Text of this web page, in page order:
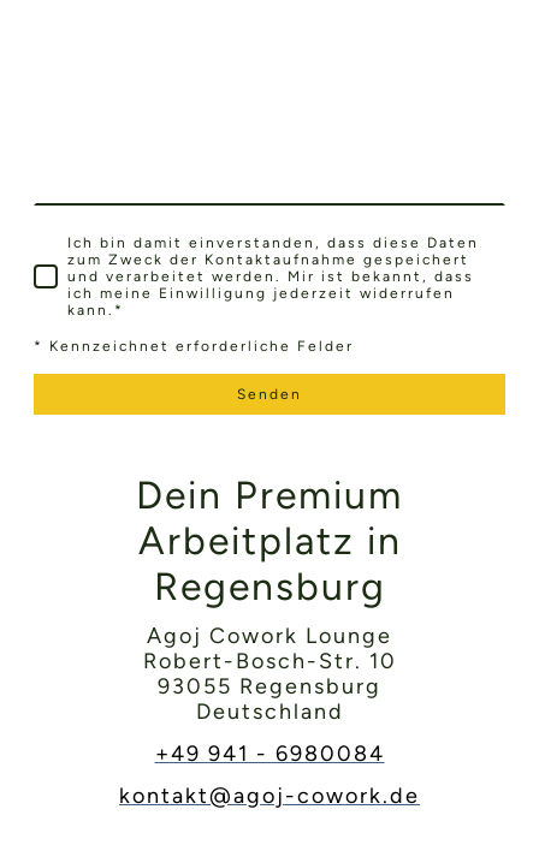
Ich bin damit einverstanden, dass diese Daten
zum Zweck der Kontaktaufnahme gespeichert
und verarbeitet werden. Mir ist bekannt, dass
ich meine Einwilligung jederzeit widerrufen
kann. *
* Kennzeichnet erforderliche Felder
Senden
Dein Premium
Arbeitplatz in
Regensburg
Agoj Cowork Lounge
Robert-Bosch-Str. 10
93055 Regensburg
Deutschland
+49 941 - 6980084
kontakt@agoj-cowork.de